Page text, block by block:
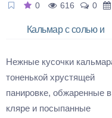
0 616 0
Кальмар с солью и
Нежные кусочки
тоненькой хрустящей
панировке, обжаренные в
кляре и посыпанные